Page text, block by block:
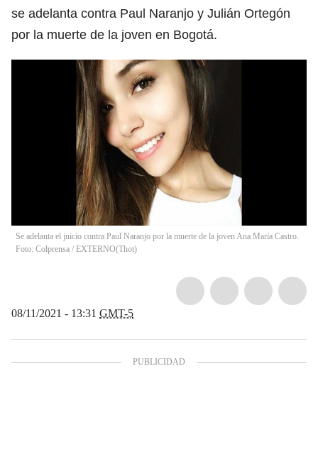
se adelanta contra Paul Naranjo y Julián Ortegón
por la muerte de la joven en Bogotá.
Se adelanta el juicio contra Paul Naranjo por la muerte de la joven Ana María Castro.
Foto: Colprensa / EXTERNO(Thot)
08/11/2021 - 13:31 GMT-5